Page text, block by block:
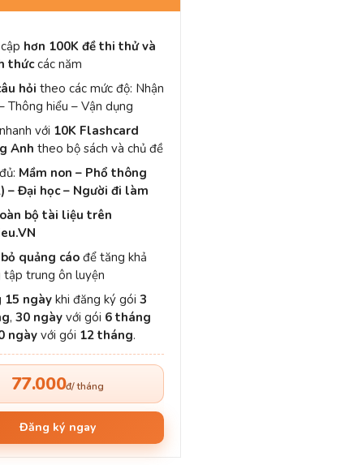
hơn 100K đề thi thử và
thứccác năm
hỏi theo các mức độ: Nhận
Thông hiểu – Vận dụng
với 10K Flashcard
Anh theo bộ sách và chủ đề
Mầm non – Phổ thông
– Đại học – Người đi làm
bộ tài liệu trên
quảng cáo để tăng khả
tập trung ôn luyện
15 ngày khi đăng ký gói 3
, 30 ngày với gói 6 tháng
ngàyvới gói 12 tháng.
77.000đ/ tháng
Đăng ký ngay